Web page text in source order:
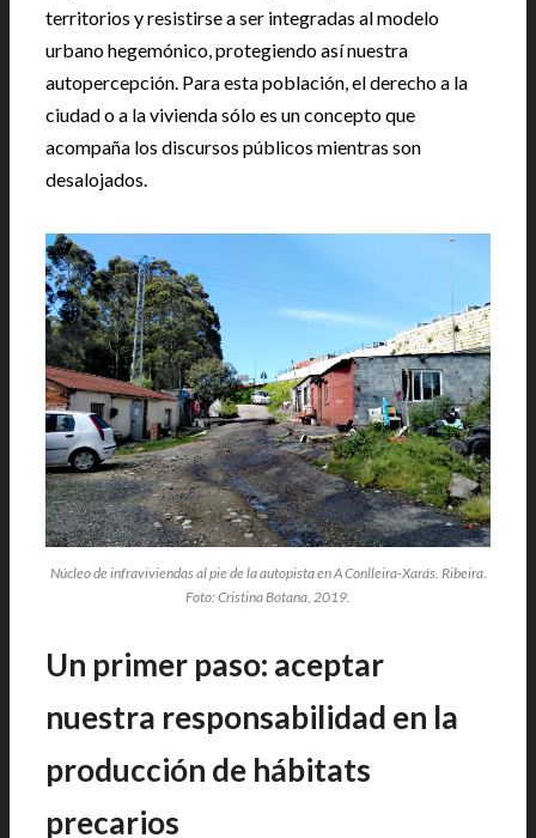
territorios y resistirse a ser integradas al modelo
urbano hegemónico, protegiendo así nuestra
autopercepción. Para esta población, el derecho a la
ciudad o a la vivienda sólo es un concepto que
acompaña los discursos públicos mientras son
desalojados.
Núcleo de infraviviendas al pie de la autopista en A Conlleira-Xarás. Ribeira.
Foto: Cristina Botana, 2019.
Un primer paso: aceptar
nuestra responsabilidad en la
producción de hábitats
precarios